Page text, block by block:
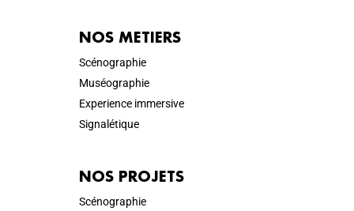
NOS METIERS
Scénographie
Muséographie
Experience immersive
Signalétique
NOS PROJETS
Scénographie